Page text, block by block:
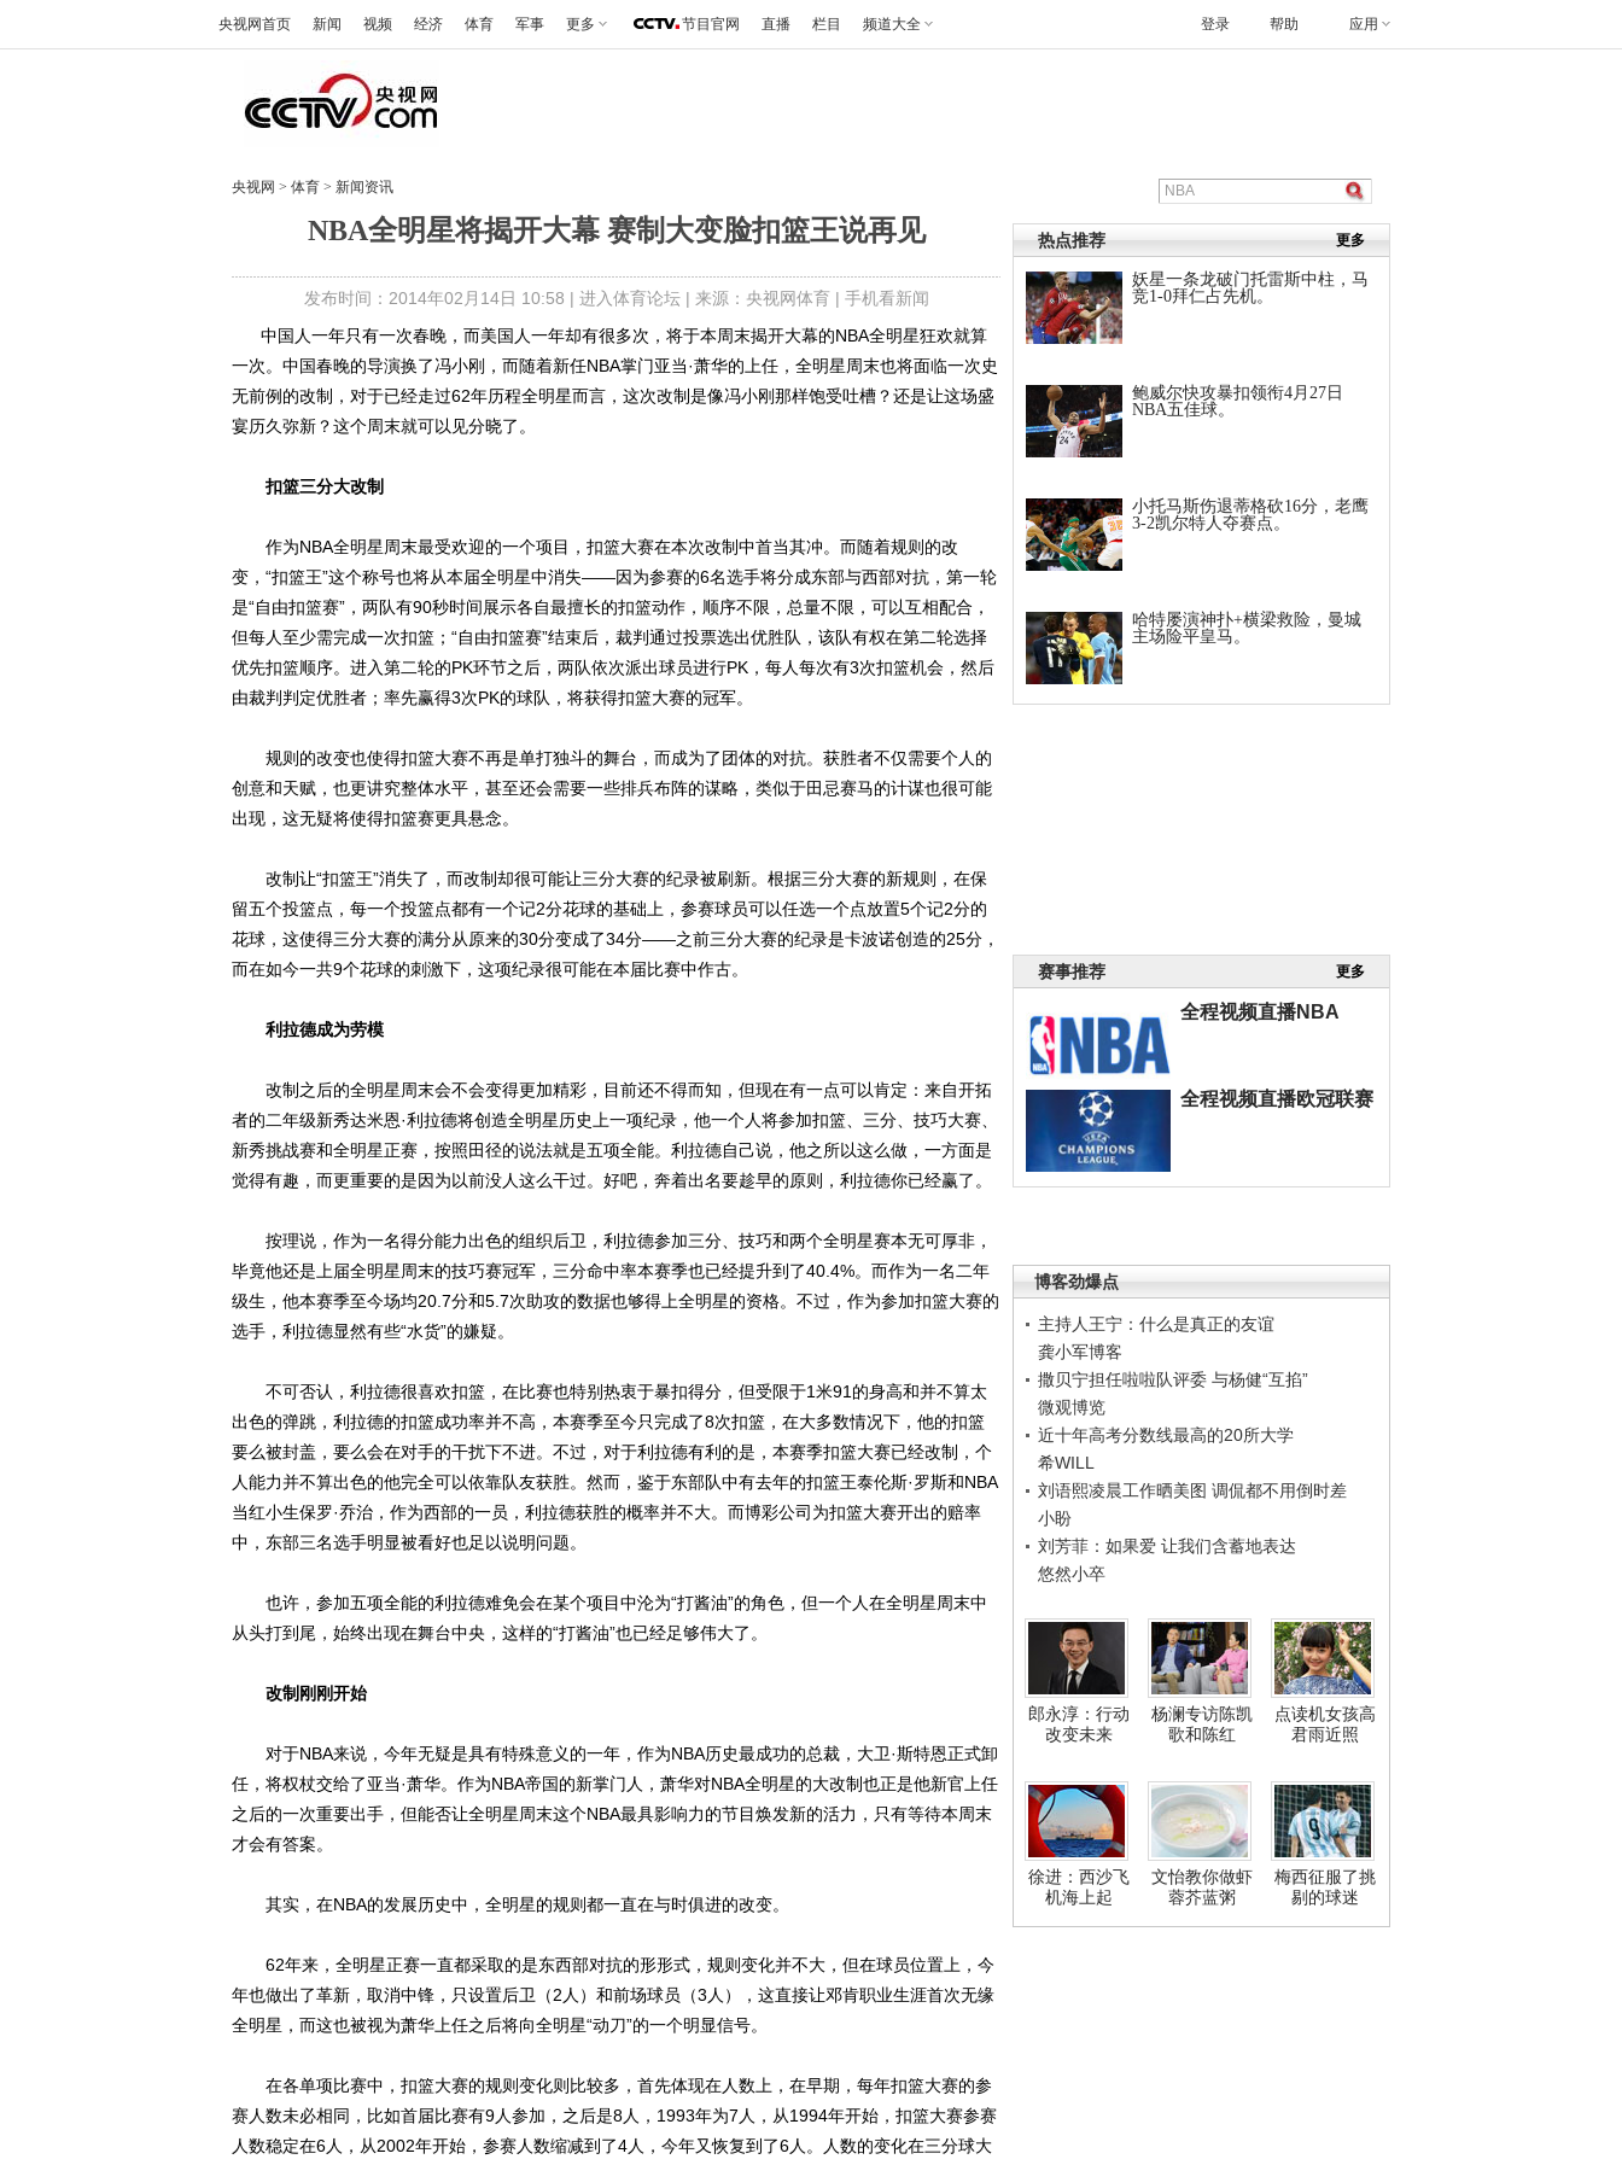
央视网首页 新闻 视频 经济 体育 军事 更多 节目官网 直播 栏目 频道大全 帮助 应用
登录
央视网 > 体育 > 新闻资讯
NBA全明星将揭开大幕 赛制大变脸扣篮王说再见
发布时间：2014年02月14日 10:58 | 进入体育论坛| 来源：央视网体育 | 手机看新闻
热点推荐 更多
妖星一条龙破门托雷斯中柱，马
竞1-0拜仁占先机。
鲍威尔快攻暴扣领衔4月27日
NBA五佳球。
小托马斯伤退蒂格砍16分，老鹰
3-2凯尔特人夺赛点。
哈特屡演神扑+横梁救险，曼城
主场险平皇马。
赛事推荐 更多
全程视频直播NBA
全程视频直播欧冠联赛
博客劲爆点
主持人王宁：什么是真正的友谊
龚小军博客
撒贝宁担任啦啦队评委 与杨健“互掐”
微观博览
近十年高考分数线最高的20所大学
希WILL
刘语熙凌晨工作晒美图 调侃都不用倒时差
小盼
刘芳菲：如果爱 让我们含蓄地表达
悠然小卒
郎永淳：行动
改变未来
杨澜专访陈凯
歌和陈红
点读机女孩高
君雨近照
徐进：西沙飞
机海上起
文怡教你做虾
蓉芥蓝粥
梅西征服了挑
剔的球迷
中国人一年只有一次春晚，而美国人一年却有很多次，将于本周末揭开大幕的NBA全明星狂欢就算
一次。中国春晚的导演换了冯小刚，而随着新任NBA掌门亚当·萧华的上任，全明星周末也将面临一次史
无前例的改制，对于已经走过62年历程全明星而言，这次改制是像冯小刚那样饱受吐槽？还是让这场盛
宴历久弥新？这个周末就可以见分晓了。
扣篮三分大改制
作为NBA全明星周末最受欢迎的一个项目，扣篮大赛在本次改制中首当其冲。而随着规则的改
变，“扣篮王”这个称号也将从本届全明星中消失——因为参赛的6名选手将分成东部与西部对抗，第一轮
是“自由扣篮赛”，两队有90秒时间展示各自最擅长的扣篮动作，顺序不限，总量不限，可以互相配合，
但每人至少需完成一次扣篮；“自由扣篮赛”结束后，裁判通过投票选出优胜队，该队有权在第二轮选择
优先扣篮顺序。进入第二轮的PK环节之后，两队依次派出球员进行PK，每人每次有3次扣篮机会，然后
由裁判判定优胜者；率先赢得3次PK的球队，将获得扣篮大赛的冠军。
规则的改变也使得扣篮大赛不再是单打独斗的舞台，而成为了团体的对抗。获胜者不仅需要个人的
创意和天赋，也更讲究整体水平，甚至还会需要一些排兵布阵的谋略，类似于田忌赛马的计谋也很可能
出现，这无疑将使得扣篮赛更具悬念。
改制让“扣篮王”消失了，而改制却很可能让三分大赛的纪录被刷新。根据三分大赛的新规则，在保
留五个投篮点，每一个投篮点都有一个记2分花球的基础上，参赛球员可以任选一个点放置5个记2分的
花球，这使得三分大赛的满分从原来的30分变成了34分——之前三分大赛的纪录是卡波诺创造的25分，
而在如今一共9个花球的刺激下，这项纪录很可能在本届比赛中作古。
利拉德成为劳模
改制之后的全明星周末会不会变得更加精彩，目前还不得而知，但现在有一点可以肯定：来自开拓
者的二年级新秀达米恩·利拉德将创造全明星历史上一项纪录，他一个人将参加扣篮、三分、技巧大赛、
新秀挑战赛和全明星正赛，按照田径的说法就是五项全能。利拉德自己说，他之所以这么做，一方面是
觉得有趣，而更重要的是因为以前没人这么干过。好吧，奔着出名要趁早的原则，利拉德你已经赢了。
按理说，作为一名得分能力出色的组织后卫，利拉德参加三分、技巧和两个全明星赛本无可厚非，
毕竟他还是上届全明星周末的技巧赛冠军，三分命中率本赛季也已经提升到了40.4%。而作为一名二年
级生，他本赛季至今场均20.7分和5.7次助攻的数据也够得上全明星的资格。不过，作为参加扣篮大赛的
选手，利拉德显然有些“水货”的嫌疑。
不可否认，利拉德很喜欢扣篮，在比赛也特别热衷于暴扣得分，但受限于1米91的身高和并不算太
出色的弹跳，利拉德的扣篮成功率并不高，本赛季至今只完成了8次扣篮，在大多数情况下，他的扣篮
要么被封盖，要么会在对手的干扰下不进。不过，对于利拉德有利的是，本赛季扣篮大赛已经改制，个
人能力并不算出色的他完全可以依靠队友获胜。然而，鉴于东部队中有去年的扣篮王泰伦斯·罗斯和NBA
当红小生保罗·乔治，作为西部的一员，利拉德获胜的概率并不大。而博彩公司为扣篮大赛开出的赔率
中，东部三名选手明显被看好也足以说明问题。
也许，参加五项全能的利拉德难免会在某个项目中沦为“打酱油”的角色，但一个人在全明星周末中
从头打到尾，始终出现在舞台中央，这样的“打酱油”也已经足够伟大了。
改制刚刚开始
对于NBA来说，今年无疑是具有特殊意义的一年，作为NBA历史最成功的总裁，大卫·斯特恩正式卸
任，将权杖交给了亚当·萧华。作为NBA帝国的新掌门人，萧华对NBA全明星的大改制也正是他新官上任
之后的一次重要出手，但能否让全明星周末这个NBA最具影响力的节目焕发新的活力，只有等待本周末
才会有答案。
其实，在NBA的发展历史中，全明星的规则都一直在与时俱进的改变。
62年来，全明星正赛一直都采取的是东西部对抗的形形式，规则变化并不大，但在球员位置上，今
年也做出了革新，取消中锋，只设置后卫（2人）和前场球员（3人），这直接让邓肯职业生涯首次无缘
全明星，而这也被视为萧华上任之后将向全明星“动刀”的一个明显信号。
在各单项比赛中，扣篮大赛的规则变化则比较多，首先体现在人数上，在早期，每年扣篮大赛的参
赛人数未必相同，比如首届比赛有9人参加，之后是8人，1993年为7人，从1994年开始，扣篮大赛参赛
人数稳定在6人，从2002年开始，参赛人数缩减到了4人，今年又恢复到了6人。人数的变化在三分球大